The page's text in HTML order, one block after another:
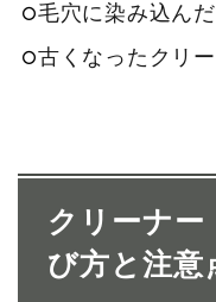
毛穴に染み込ん
古くなったクリ
クリーナ
び方と注意